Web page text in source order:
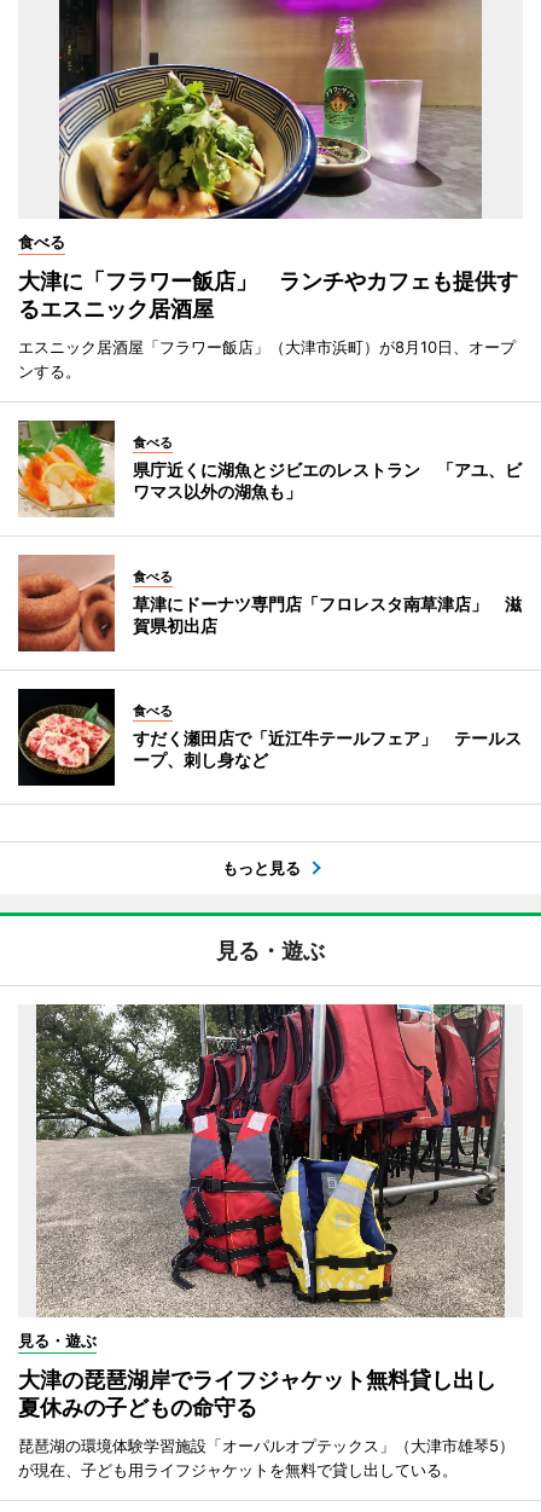
食べる
大津に「フラワー飯店」 ランチやカフェも提供す
るエスニック居酒屋
エスニック居酒屋「フラワー飯店」（大津市浜町）が8月10日、オープ
ンする。
食べる
県庁近くに湖魚とジビエのレストラン 「アユ、ビ
ワマス以外の湖魚も」
食べる
草津にドーナツ専門店「フロレスタ南草津店」 滋
賀県初出店
食べる
すだく瀬田店で「近江牛テールフェア」 テールス
ープ、刺し身など
もっと見る
見る・遊ぶ
見る・遊ぶ
大津の琵琶湖岸でライフジャケット無料貸し出し
夏休みの子どもの命守る
琵琶湖の環境体験学習施設「オーパルオプテックス」（大津市雄琴5）
が現在、子ども用ライフジャケットを無料で貸し出している。